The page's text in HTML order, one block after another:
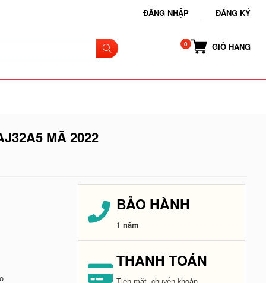
ĐĂNG NHẬP ĐĂNG KÝ
GIỎ HÀNG
MÃ 2022
BẢO HÀNH
1 năm
THANH TOÁN
Tiền mặt, chuyển khoản.